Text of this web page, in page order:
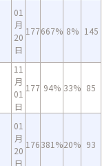
01
月
20
日
177667% 8% 145
11
月
01
日
177 94% 33% 85
01
月
20
日
176381%20% 93